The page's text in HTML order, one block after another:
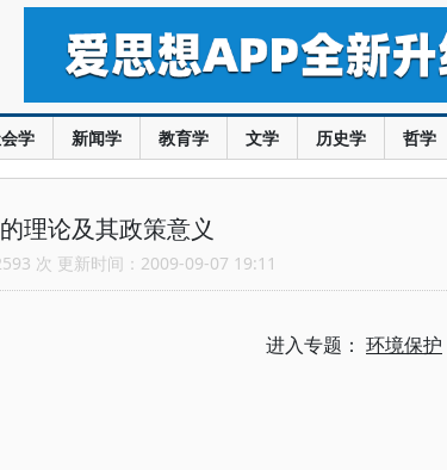
学 新闻学 教育学 文学 历史学 哲学
理论及其政策意义
次 更新时间：2009-09-07 19:11
进入专题： 环境保护